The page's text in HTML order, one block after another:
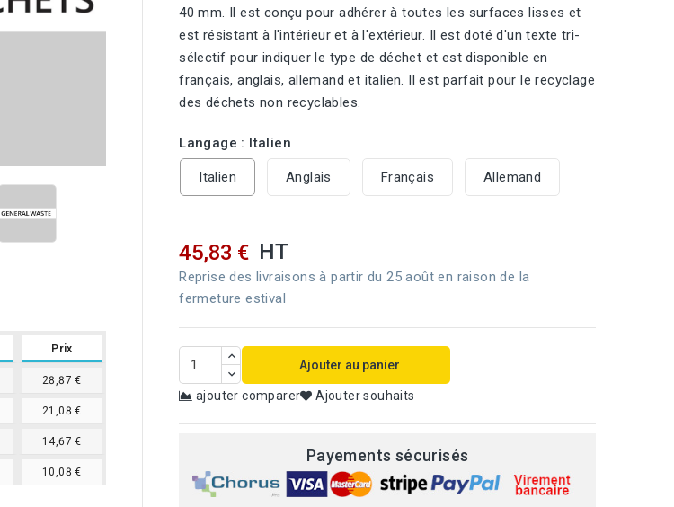
Prix
28,87 €
21,08 €
14,67 €
10,08 €
40 mm. Il est conçu pour adhérer à toutes les surfaces lisses et
est résistant à l'intérieur et à l'extérieur. Il est doté d'un texte tri-
sélectif pour indiquer le type de déchet et est disponible en
français, anglais, allemand et italien. Il est parfait pour le recyclage
des déchets non recyclables.
Langage : Italien
Italien Anglais Français Allemand
45,83 € HT
Reprise des livraisons à partir du 25 août en raison de la
fermeture estival
Ajouter au panier
ajouter comparer Ajouter souhaits
Payements sécurisés